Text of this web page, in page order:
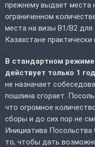
прежнему выдает места
ограниченном
места на визы B1/B2 для
Казахстане
В стандартном режиме
действует только 1
не назначает
пошлина сгорает.
что огромное
сборы и до сих пор не
Инициатива
то, чтобы дать